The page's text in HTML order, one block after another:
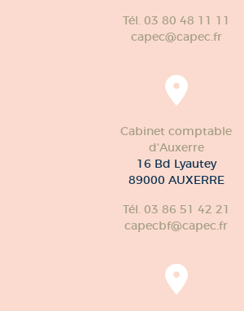
Tél. 03 80 48 11 11
capec@capec.fr
Cabinet comptable
d'Auxerre
16 Bd Lyautey
89000 AUXERRE
Tél. 03 86 51 42 21
capecbf@capec.fr